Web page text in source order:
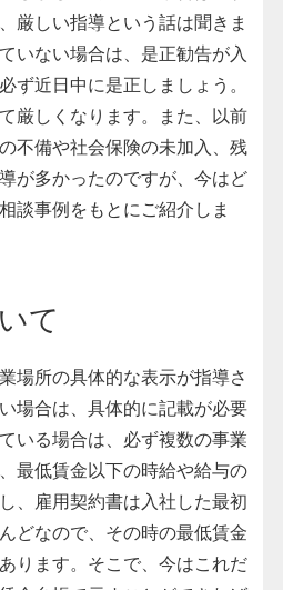
厳しい指導という話は聞きま
いない場合は、是正勧告が入
ず近日中に是正しましょう。
厳しくなります。また、以前
不備や社会保険の未加入、残
が多かったのですが、今はど
談事例をもとにご紹介しま
て
場所の具体的な表示が指導さ
場合は、具体的に記載が必要
いる場合は、必ず複数の事業
最低賃金以下の時給や給与の
、雇用契約書は入社した最初
どなので、その時の最低賃金
ります。そこで、 今はこれだ